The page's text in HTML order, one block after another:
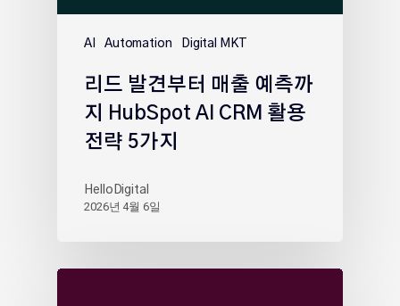
AI Automation Digital MKT
리드 발견부터 매출 예측까
지 HubSpot AI CRM 활용
전략 5가지
HelloDigital
2026년 4월 6일